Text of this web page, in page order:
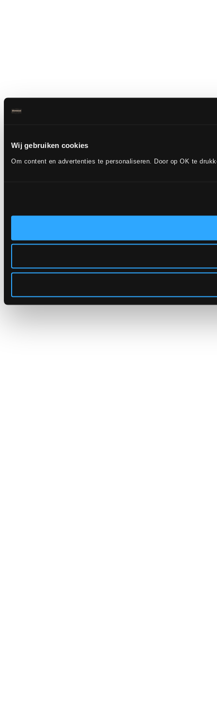
Wij gebruiken cookies
Om content en advertenties te personaliseren. Door op OK te